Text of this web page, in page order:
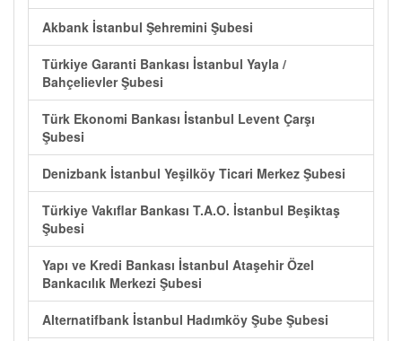
Akbank İstanbul Şehremini Şubesi
Türkiye Garanti Bankası İstanbul Yayla /
Bahçelievler Şubesi
Türk Ekonomi Bankası İstanbul Levent Çarşı
Şubesi
Denizbank İstanbul Yeşilköy Ticari Merkez Şubesi
Türkiye Vakıflar Bankası T.A.O. İstanbul Beşiktaş
Şubesi
Yapı ve Kredi Bankası İstanbul Ataşehir Özel
Bankacılık Merkezi Şubesi
Alternatifbank İstanbul Hadımköy Şube Şubesi